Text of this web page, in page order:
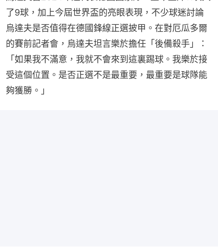
了9球，加上今屆世界盃的亮眼表現，不少球迷討論
烏達夫是否值得在德國鋒線正選披甲。在對厄瓜多爾
的賽前記者會，烏達夫坦言樂於擔任「後備殺手」：
「如果我不滿意，我就不會來到這裏踢球。我樂於接
受這個位置。是否正選不是最重要，最重要是球隊能
夠獲勝。」